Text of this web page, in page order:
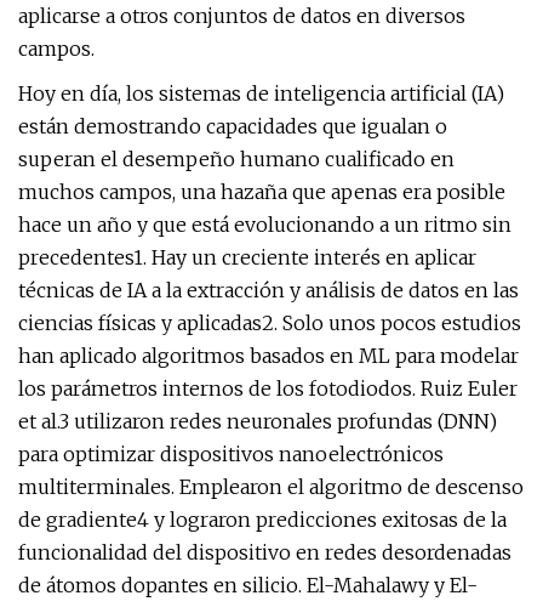
aplicarse a otros conjuntos de datos en diversos
campos.
Hoy en día, los sistemas de inteligencia artificial (IA)
están demostrando capacidades que igualan o
superan el desempeño humano cualificado en
muchos campos, una hazaña que apenas era posible
hace un año y que está evolucionando a un ritmo sin
precedentes1. Hay un creciente interés en aplicar
técnicas de IA a la extracción y análisis de datos en las
ciencias físicas y aplicadas2. Solo unos pocos estudios
han aplicado algoritmos basados ​​en ML para modelar
los parámetros internos de los fotodiodos. Ruiz Euler
et al.3 utilizaron redes neuronales profundas (DNN)
para optimizar dispositivos nanoelectrónicos
multiterminales. Emplearon el algoritmo de descenso
de gradiente4 y lograron predicciones exitosas de la
funcionalidad del dispositivo en redes desordenadas
de átomos dopantes en silicio. El-Mahalawy y El-